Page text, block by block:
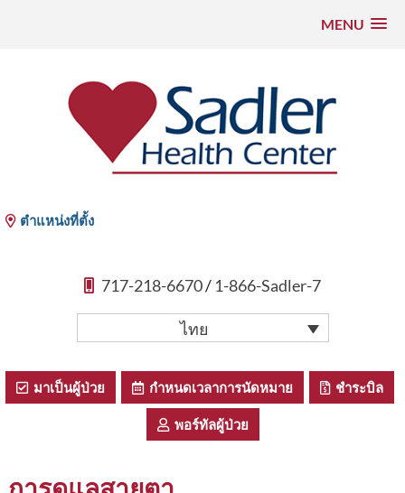
MENU
Sadler Health Center
ตำแหน่งที่ตั้ง
717-218-6670/ 1-866-Sadler-7
ไทย
มาเป็นผู้ป่วย กําหนดเวลาการนัดหมาย ชําระบิล
พอร์ทัลผู้ป่วย